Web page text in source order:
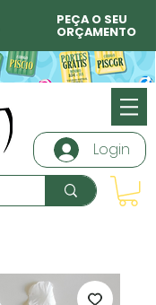
PEÇA O SEU
ORÇAMENTO
Login